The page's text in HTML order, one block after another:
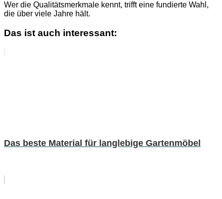
Wer die Qualitätsmerkmale kennt, trifft eine fundierte Wahl,
die über viele Jahre hält.
Das ist auch interessant:
Das beste Material für langlebige Gartenmöbel